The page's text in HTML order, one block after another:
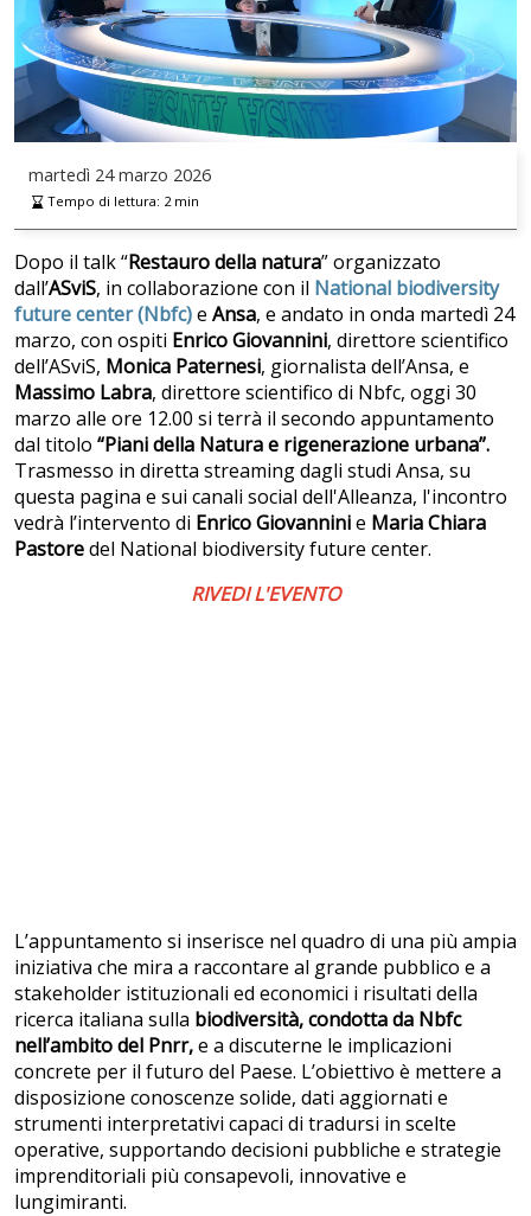
martedì 24 marzo 2026
Tempo di lettura: 2min
Dopo il talk “Restauro della natura” organizzato
dall’ASviS, in collaborazione con il National biodiversity
future center (Nbfc)e Ansa, e andato in onda martedì 24
marzo, con ospiti Enrico Giovannini, direttore scientifico
dell’ASviS, Monica Paternesi, giornalista dell’Ansa, e
Massimo Labra, direttore scientifico di Nbfc, oggi 30
marzo alle ore 12.00 si terrà il secondo appuntamento
dal titolo “Piani della Natura e rigenerazione urbana”.
Trasmesso in diretta streaming dagli studi Ansa, su
questa pagina e sui canali social dell'Alleanza, l'incontro
vedrà l’intervento di Enrico Giovanninie Maria Chiara
Pastoredel National biodiversity future center.
RIVEDI L'EVENTO
L’appuntamento si inserisce nel quadro di una più ampia
iniziativa che mira a raccontare al grande pubblico e a
stakeholder istituzionali ed economici i risultati della
ricerca italiana sulla biodiversità, condotta da Nbfc
nell’ambito del Pnrr,e a discuterne le implicazioni
concrete per il futuro del Paese. L’obiettivo è mettere a
disposizione conoscenze solide, dati aggiornati e
strumenti interpretativi capaci di tradursi in scelte
operative, supportando decisioni pubbliche e strategie
imprenditoriali più consapevoli, innovative e
lungimiranti.